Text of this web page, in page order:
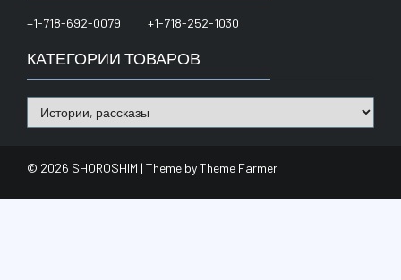
+1-718-692-0079 +1-718-252-1030
КАТЕГОРИИ ТОВАРОВ
© 2026 SHOROSHIM | Theme byTheme Farmer